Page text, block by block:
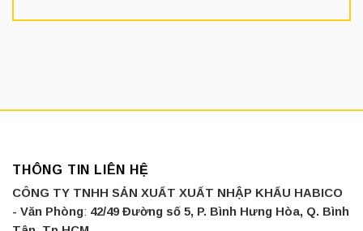
THÔNG TIN LIÊN HỆ
CÔNG TY TNHH SẢN XUẤT XUẤT NHẬP KHẨU HABICO
- Văn Phòng: 42/49 Đường số 5, P. Bình Hưng Hòa, Q. Bình